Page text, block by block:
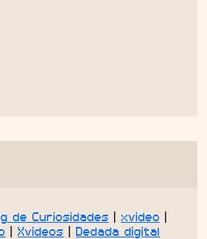
de Curiosidades | xvideo |
| Xvideos | Dedada digital